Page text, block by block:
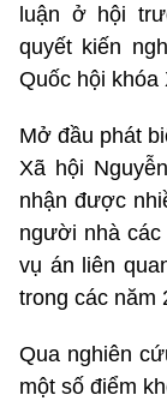
luận ở hội
quyết kiến
Quốc hội khóa
Mở đầu phát
Xã hội
nhận được
người nhà
vụ án liên
trong các năm
Qua nghiên
một số điểm